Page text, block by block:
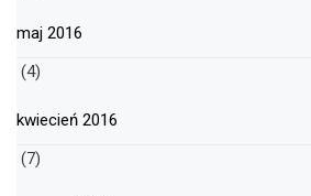
maj 2016
(4)
kwiecień 2016
(7)